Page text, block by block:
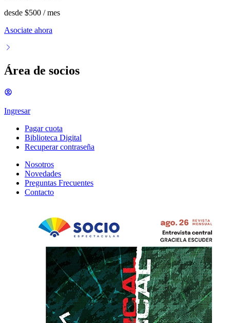
desde $500 / mes
Asociate ahora
Área de socios
Ingresar
Pagar cuota
Biblioteca Digital
Recuperar contraseña
Nosotros
Novedades
Preguntas Frecuentes
Contacto